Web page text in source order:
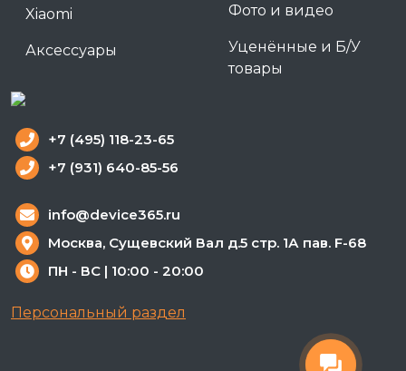
Xiaomi
Аксессуары
Фото и видео
Уценённые и Б/У
товары
+7 (495) 118-23-65
+7 (931) 640-85-56
info@device365.ru
Москва, Сущевский Вал д.5 стр. 1А пав. F-68
ПН - ВС | 10:00 - 20:00
Персональный раздел